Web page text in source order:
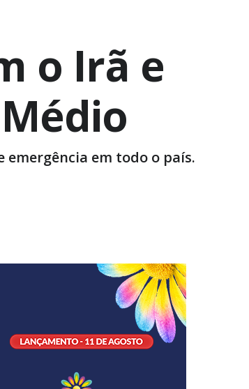
o Irã e
em todo o país.